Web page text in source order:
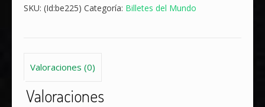
SKU: (Id:be225) Categoría: Billetes del Mundo
Valoraciones (0)
Valoraciones